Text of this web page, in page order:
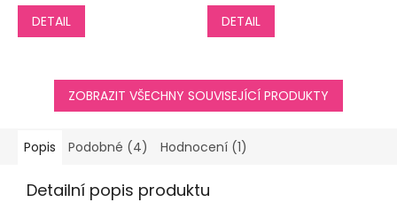
DETAIL DETAIL
ZOBRAZIT VŠECHNY SOUVISEJÍCÍ PRODUKTY
Popis Podobné (4) Hodnocení (1)
Detailní popis produktu